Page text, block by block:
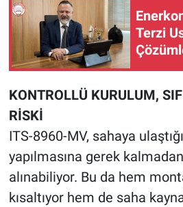
Terzi
KONTROLLÜ KURULUM,
RİSKİ
ITS-8960-MV, sahaya
yapılmasına gerek
alınabiliyor. Bu da hem
kısaltıyor hem de saha